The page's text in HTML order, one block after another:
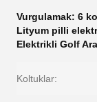
Vurgulamak: 6
Lityum pilli
Elektrikli Golf
Koltuklar: